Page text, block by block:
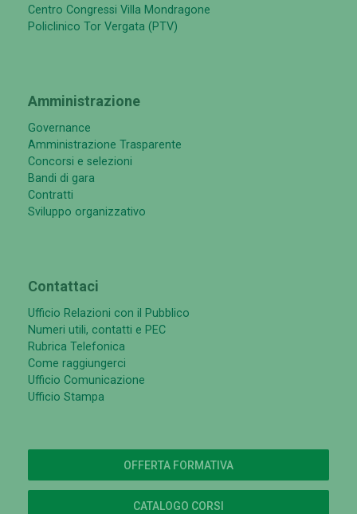
Centro Congressi Villa Mondragone
Policlinico Tor Vergata (PTV)
Amministrazione
Governance
Amministrazione Trasparente
Concorsi e selezioni
Bandi di gara
Contratti
Sviluppo organizzativo
Contattaci
Ufficio Relazioni con il Pubblico
Numeri utili, contatti e PEC
Rubrica Telefonica
Come raggiungerci
Ufficio Comunicazione
Ufficio Stampa
OFFERTA FORMATIVA
CATALOGO CORSI